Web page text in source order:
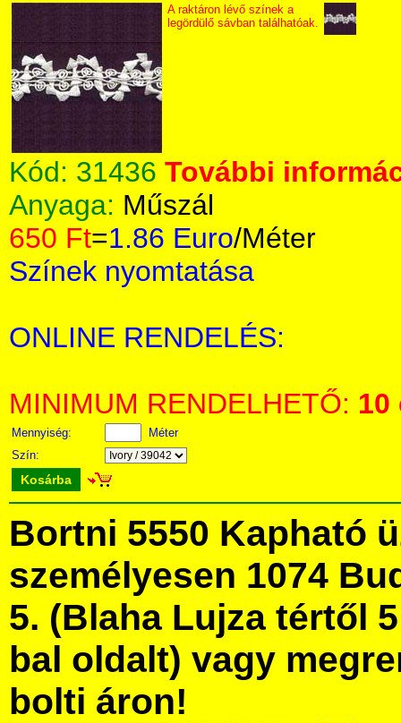
A raktáron lévő színek a
legördülő sávban találhatóak.
Kód: 31436 További
Anyaga: Műszál
650 Ft=1.86 Euro/Méter
Színek nyomtatása
ONLINE RENDELÉS:
MINIMUM RENDELHETŐ: 10
Mennyiség:
Méter
Szín:
Kosárba
Bortni 5550 Kapható
személyesen 1074
5. (Blaha Lujza tértől
bal oldalt) vagy
bolti áron!